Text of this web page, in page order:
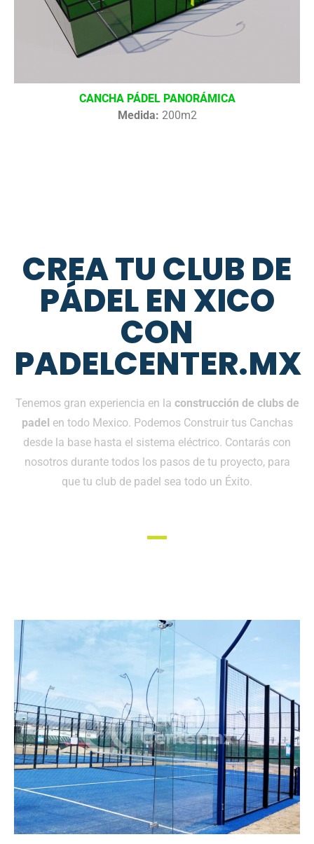
CANCHA PÁDEL PANORÁMICA
Medida: 200m2
CREA TU CLUB DE
PÁDEL EN XICO
CON
PADELCENTER.MX
Tenemos gran experiencia en la construcción de clubs de
padel en todo Mexico. Podemos Construir tus Canchas
desde la base hasta el sistema eléctrico. Contarás con
nosotros durante todos los pasos de tu proyecto, para
que tu club de padel sea todo un Éxito.